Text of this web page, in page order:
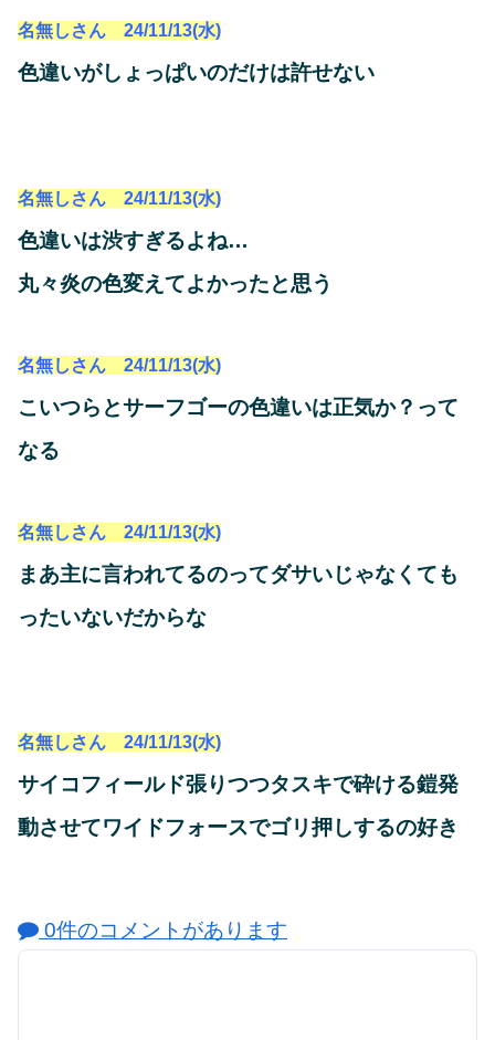
名無しさん 24/11/13(水)
色違いがしょっぱいのだけは許せない
名無しさん 24/11/13(水)
色違いは渋すぎるよね…
丸々炎の色変えてよかったと思う
名無しさん 24/11/13(水)
こいつらとサーフゴーの色違いは正気か？って
なる
名無しさん 24/11/13(水)
まあ主に言われてるのってダサいじゃなくても
ったいないだからな
名無しさん 24/11/13(水)
サイコフィールド張りつつタスキで砕ける鎧発
動させてワイドフォースでゴリ押しするの好き
0件のコメントがあります